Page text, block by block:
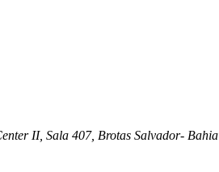
II, Sala 407, Brotas Salvador- Bahia